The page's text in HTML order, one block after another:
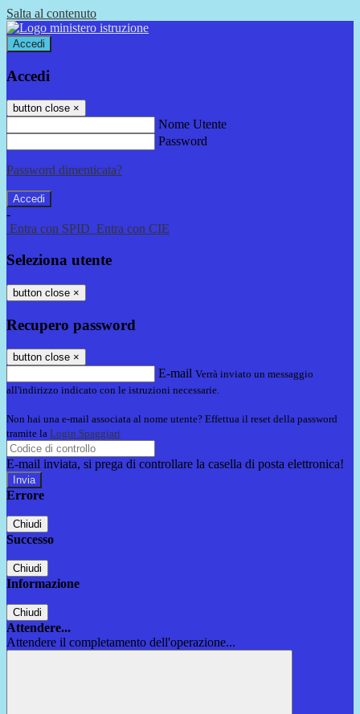
Salta al contenuto
Accedi
Accedi
button close ×
Nome Utente
Password
Password dimenticata?
-
Entra con SPID Entra con CIE
Seleziona utente
button close ×
Recupero password
button close ×
E-mail Verrà inviato un messaggio
all'indirizzo indicato con le istruzioni necessarie.
Non hai una e-mail associata al nome utente? Effettua il reset della password
tramite la Login Spaggiari
E-mail inviata, si prega di controllare la casella di posta elettronica!
Errore
Chiudi
Successo
Chiudi
Informazione
Chiudi
Attendere...
Attendere il completamento dell'operazione...